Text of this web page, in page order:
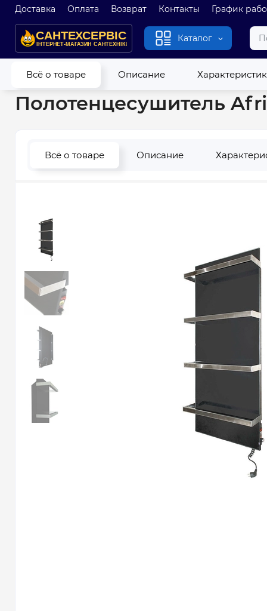
Доставка Оплата Возврат Контакты График
Каталог
Всё о товаре Описание
Главная Полотенцесушители Электрические
Полотенцесушитель
Всё о товаре Описание